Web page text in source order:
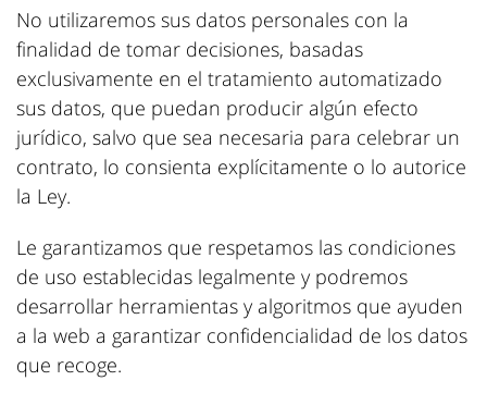
No utilizaremos sus datos personales con la
finalidad de tomar decisiones, basadas
exclusivamente en el tratamiento automatizado
sus datos, que puedan producir algún efecto
jurídico, salvo que sea necesaria para celebrar un
contrato, lo consienta explícitamente o lo autorice
la Ley.
Le garantizamos que respetamos las condiciones
de uso establecidas legalmente y podremos
desarrollar herramientas y algoritmos que ayuden
a la web a garantizar confidencialidad de los datos
que recoge.